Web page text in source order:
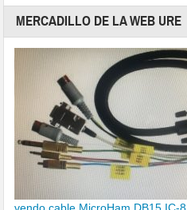
MERCADILLO DE LA WEB URE
vendo cable MicroHam DB15 IC-8